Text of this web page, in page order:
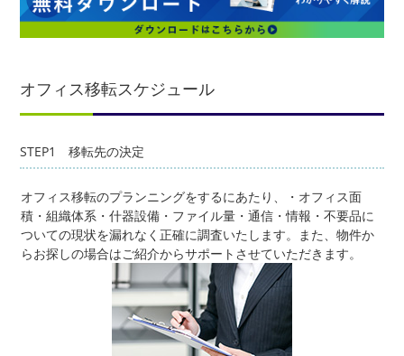
オフィス移転スケジュール
STEP1 移転先の決定
オフィス移転のプランニングをするにあたり、・オフィス面
積・組織体系・什器設備・ファイル量・通信・情報・不要品に
ついての現状を漏れなく正確に調査いたします。また、物件か
らお探しの場合はご紹介からサポートさせていただきます。